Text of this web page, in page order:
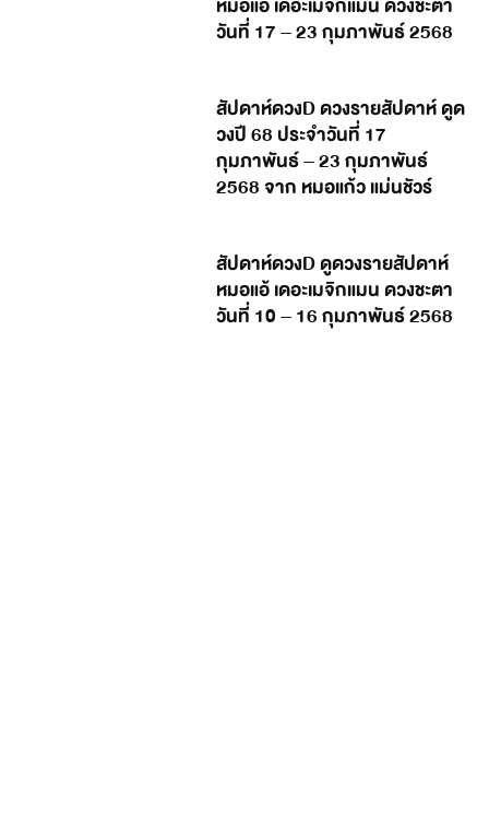
วันที่ 17 – 23 กุมภาพันธ์ 2568
สัปดาห์ดวงD ดวงรายสัปดาห์ ดูด
วงปี 68 ประจำวันที่ 17
กุมภาพันธ์ – 23 กุมภาพันธ์
2568 จาก หมอแก้ว แม่นชัวร์
สัปดาห์ดวงD ดูดวงรายสัปดาห์
หมอแอ้ เดอะเมจิกแมน ดวงชะตา
วันที่ 10 – 16 กุมภาพันธ์ 2568